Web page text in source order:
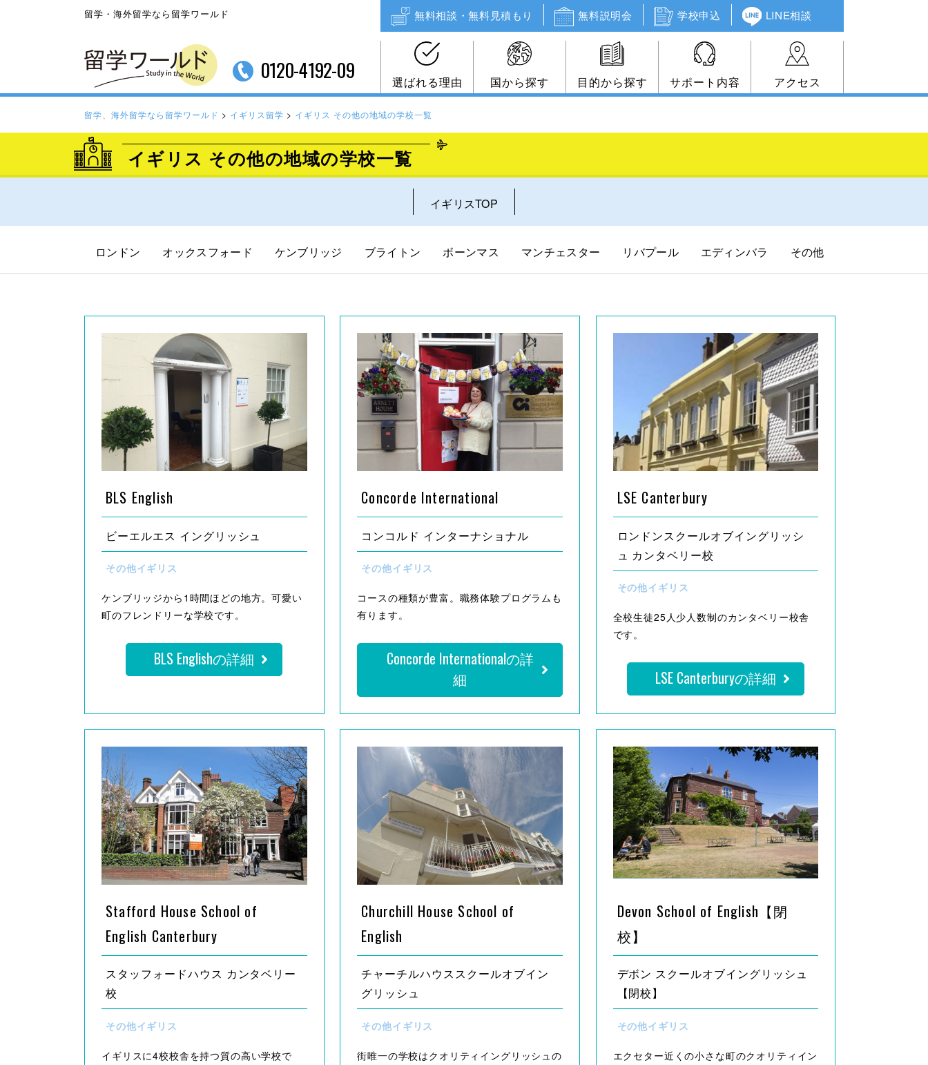
留学・海外留学なら留学ワールド 無料相談・無料見積もり 無料説明会 学校申込 LINE相談
0120-4192-09 選ばれる理由 国から探す 目的から探す サポート内容 アクセス
留学、海外留学なら留学ワールド > イギリス留学 > イギリス その他の地域の学校一覧
イギリス その他の地域の学校一覧
イギリスTOP
ロンドン オックスフォード ケンブリッジ ブライトン ボーンマス マンチェスター リバプール エディンバラ その他
BLS English
ビーエルエス イングリッシュ
その他イギリス
ケンブリッジから1時間ほどの地方。可愛い
町のフレンドリーな学校です。
BLS Englishの詳細
Concorde International
コンコルド インターナショナル
その他イギリス
コースの種類が豊富。職務体験プログラムも
有ります。
Concorde Internationalの詳
細
LSE Canterbury
ロンドンスクールオブイングリッシ
ュ カンタベリー校
その他イギリス
全校生徒25人少人数制のカンタベリー校舎
です。
LSE Canterburyの詳細
Stafford House School of
English Canterbury
スタッフォードハウス カンタベリー
校
その他イギリス
イギリスに4校校舎を持つ質の高い学校で
Churchill House School of
English
チャーチルハウススクールオブイン
グリッシュ
その他イギリス
街唯一の学校はクオリティイングリッシュの
Devon School of English【閉
校】
デボン スクールオブイングリッシュ
【閉校】
その他イギリス
エクセター近くの小さな町のクオリティイン